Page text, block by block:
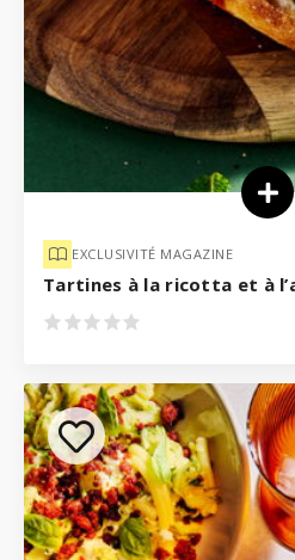
EXCLUSIVITÉ MAGAZINE
Tartines à la ricotta et à